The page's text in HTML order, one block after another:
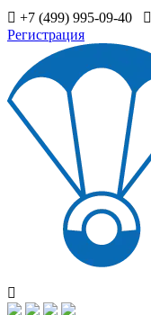
+7 (499) 995-09-40
Регистрация